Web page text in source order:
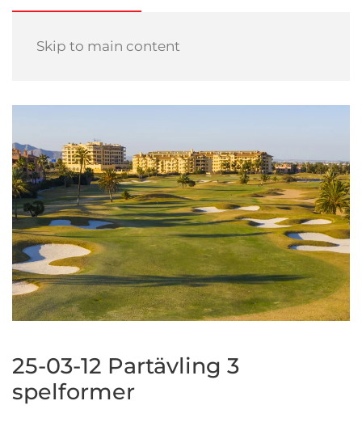
Skip to main content
25-03-12 Partävling 3
spelformer